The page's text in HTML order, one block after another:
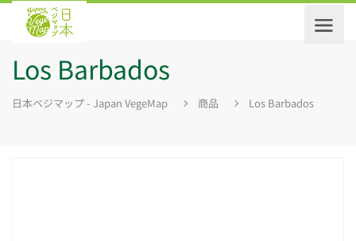
Los Barbados
日本ベジマップ - Japan VegeMap 商品 Los Barbados